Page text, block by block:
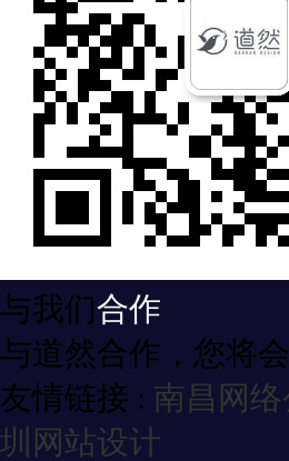
与我们合作
与道然合作，您将
友情链接 : 南昌网络
圳网站设计